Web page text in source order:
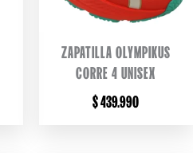
ZAPATILLA OLYMPIKUS
CORRE 4 UNISEX
$439.990